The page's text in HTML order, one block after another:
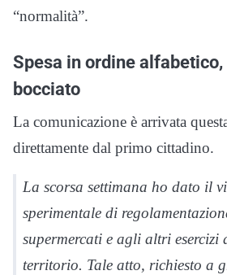
“normalità”.
Spesa in ordine
bocciato
La comunicazione è arrivata
direttamente dal primo cittadino.
La scorsa settimana ho dato il
sperimentale di
supermercati e agli altri esercizi
territorio. Tale atto, richiesto a